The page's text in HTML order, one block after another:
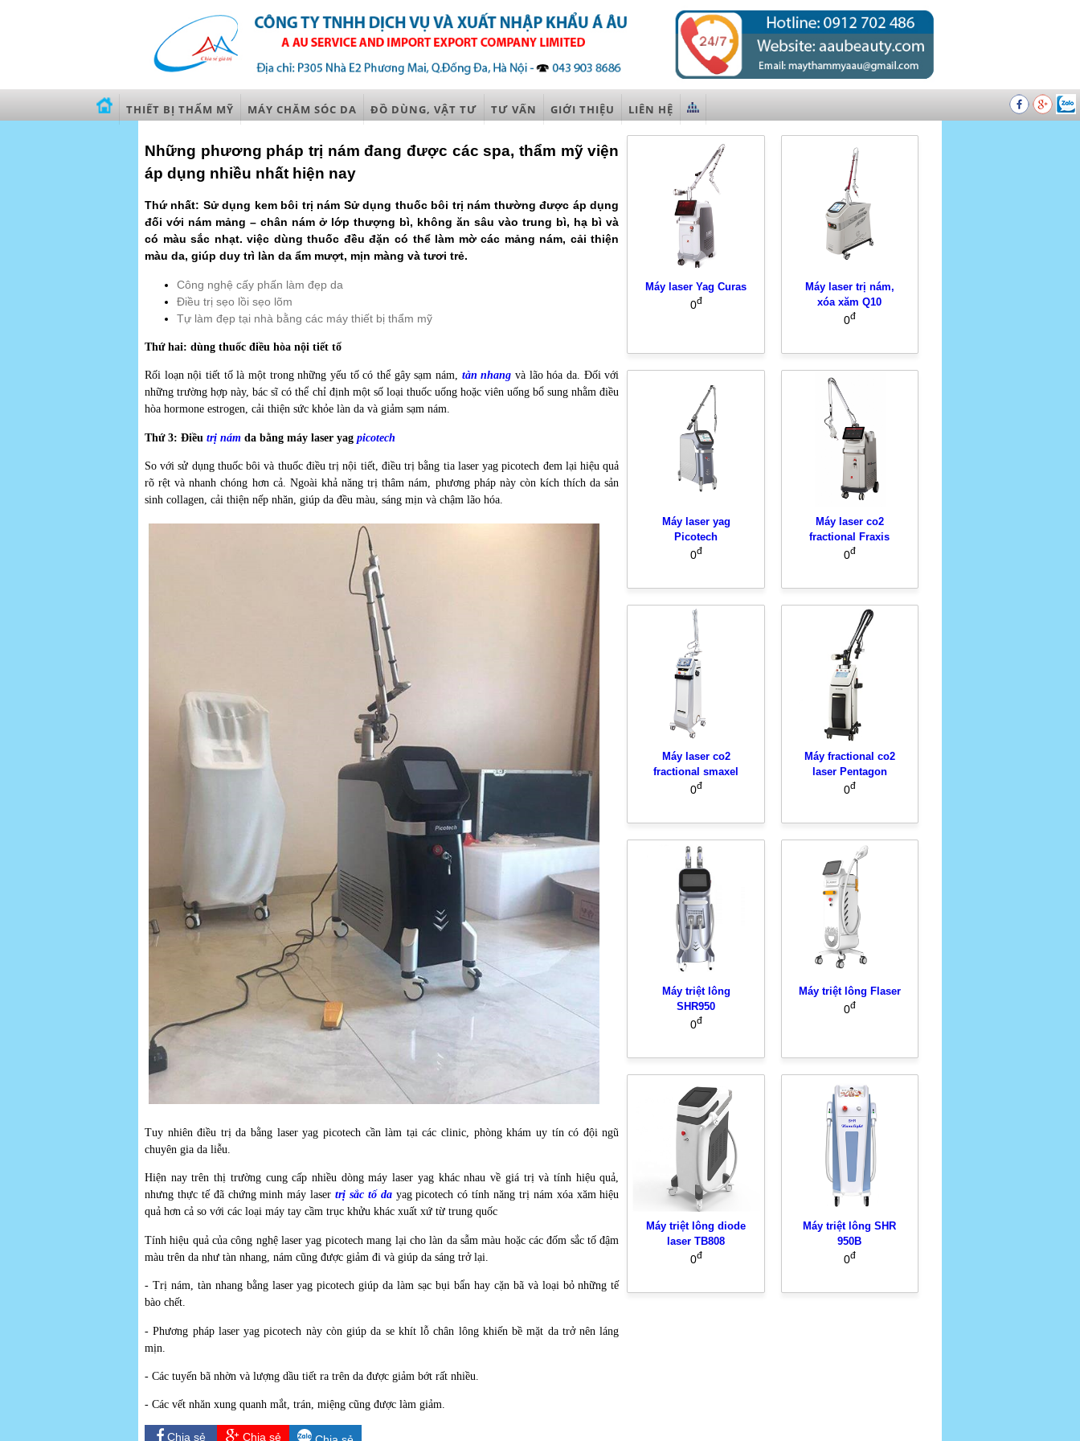
THIẾT BỊ THẨM MỸ MÁY CHĂM SÓC DA ĐỒ DÙNG, VẬT TƯ TƯ VẤN GIỚI THIỆU LIÊN HỆ
Máy laser Yag Curas
0đ
Máy laser trị nám,
xóa xăm Q10
0đ
Máy laser yag
Picotech
0đ
Máy laser co2
fractional Fraxis
0đ
Máy laser co2
fractional smaxel
0đ
Máy fractional co2
laser Pentagon
0đ
Máy triệt lông
SHR950
0đ
Máy triệt lông Flaser
0đ
Máy triệt lông diode
laser TB808
0đ
Máy triệt lông SHR
950B
0đ
Những phương pháp trị nám đang được các spa, thẩm mỹ viện
áp dụng nhiều nhất hiện nay
Thứ nhất: Sử dụng kem bôi trị nám Sử dụng thuốc bôi trị nám thường được áp dụng
đối với nám mảng – chân nám ở lớp thượng bì, không ăn sâu vào trung bì, hạ bì và
có màu sắc nhạt. việc dùng thuốc đều đặn có thể làm mờ các mảng nám, cải thiện
màu da, giúp duy trì làn da ẩm mượt, mịn màng và tươi trẻ.
Công nghệ cấy phấn làm đẹp da
Điều trị sẹo lồi sẹo lõm
Tự làm đẹp tại nhà bằng các máy thiết bị thẩm mỹ
Thứ hai: dùng thuốc điều hòa nội tiết tố
Rối loạn nội tiết tố là một trong những yếu tố có thể gây sạm nám, tàn nhang và lão hóa da. Đối với
những trường hợp này, bác sĩ có thể chỉ định một số loại thuốc uống hoặc viên uống bổ sung nhằm điều
hòa hormone estrogen, cải thiện sức khỏe làn da và giảm sạm nám.
Thứ 3: Điều trị nám da bằng máy laser yag picotech
So với sử dụng thuốc bôi và thuốc điều trị nội tiết, điều trị bằng tia laser yag picotech đem lại hiệu quả
rõ rệt và nhanh chóng hơn cả. Ngoài khả năng trị thâm nám, phương pháp này còn kích thích da sản
sinh collagen, cải thiện nếp nhăn, giúp da đều màu, sáng mịn và chậm lão hóa.
Tuy nhiên điều trị da bằng laser yag picotech cần làm tại các clinic, phòng khám uy tín có đội ngũ
chuyên gia da liễu.
Hiện nay trên thị trường cung cấp nhiều dòng máy laser yag khác nhau về giá trị và tính hiệu quả,
nhưng thực tế đã chứng minh máy lasertrị sắc tố dayag picotech có tính năng trị nám xóa xăm hiệu
quả hơn cả so với các loại máy tay cầm trục khửu khác xuất xứ từ trung quốc
Tính hiệu quả của công nghệ laser yag picotech mang lại cho làn da sẫm màu hoặc các đốm sắc tố đậm
màu trên da như tàn nhang, nám cũng được giảm đi và giúp da sáng trở lại.
- Trị nám, tàn nhang bằng laser yag picotech giúp da làm sạc bụi bẩn hay cặn bã và loại bỏ những tế
bào chết.
- Phương pháp laser yag picotech này còn giúp da se khít lỗ chân lông khiến bề mặt da trở nên láng
mịn.
- Các tuyến bã nhờn và lượng dầu tiết ra trên da được giảm bớt rất nhiều.
- Các vết nhăn xung quanh mắt, trán, miệng cũng được làm giảm.
Chia sẻ Chia sẻ